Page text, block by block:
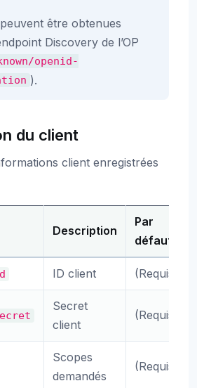
être obtenues
Discovery de l’OP
openid-
).
du client
client enregistrées
Description
Par
défaut
ID client (Requis)
Secret
client
(Requis)
Scopes
demandés
(Requis)